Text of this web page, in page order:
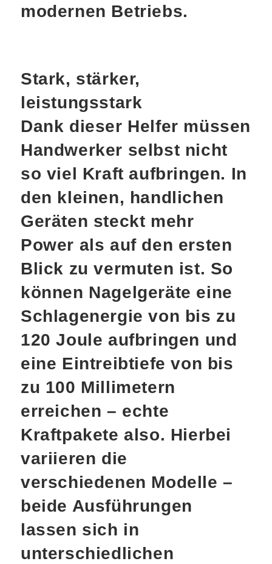
modernen Betriebs.
Stark, stärker,
leistungsstark
Dank dieser Helfer müssen
Handwerker selbst nicht
so viel Kraft aufbringen. In
den kleinen, handlichen
Geräten steckt mehr
Power als auf den ersten
Blick zu vermuten ist. So
können Nagelgeräte eine
Schlagenergie von bis zu
120 Joule aufbringen und
eine Eintreibtiefe von bis
zu 100 Millimetern
erreichen – echte
Kraftpakete also. Hierbei
variieren die
verschiedenen Modelle –
beide Ausführungen
lassen sich in
unterschiedlichen